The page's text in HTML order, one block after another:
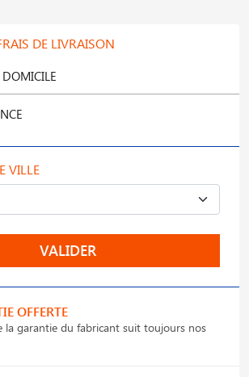
DE LIVRAISON
VILLE
VALIDER
OFFERTE
la garantie du fabricant suit toujours nos